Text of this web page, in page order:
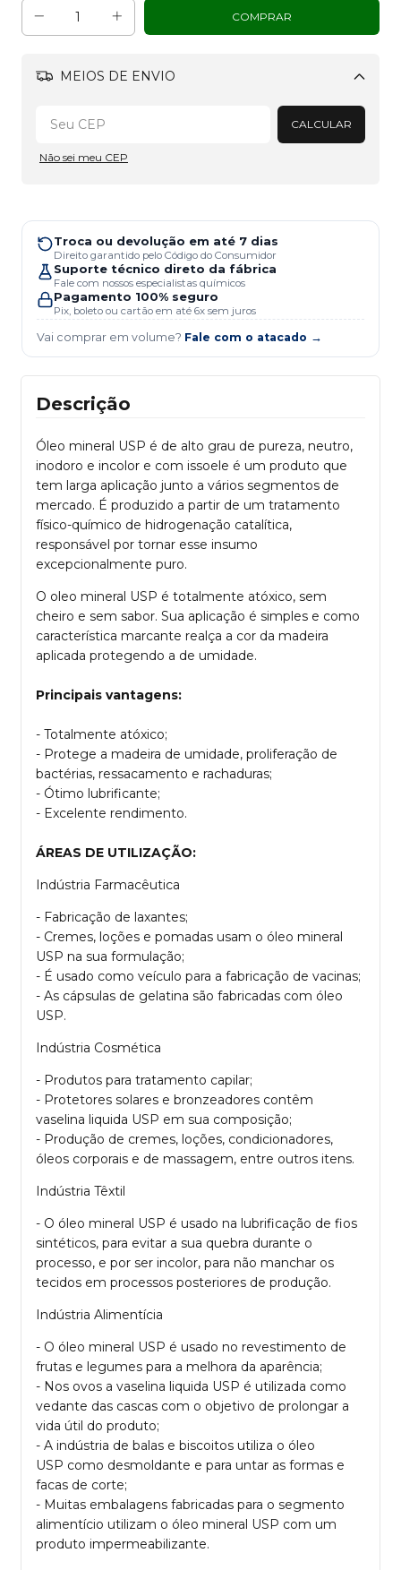
MEIOS DE ENVIO
Alterar CEP
CALCULAR
Não sei meu CEP
Troca ou devolução em até 7 dias
Direito garantido pelo Código do Consumidor
Suporte técnico direto da fábrica
Fale com nossos especialistas químicos
Pagamento 100% seguro
Pix, boleto ou cartão em até 6x sem juros
Vai comprar em volume? Fale com o atacado →
Descrição
Óleo mineral USP é de alto grau de pureza, neutro,
inodoro e incolor e com issoele é um produto que
tem larga aplicação junto a vários segmentos de
mercado. É produzido a partir de um tratamento
físico-químico de hidrogenação catalítica,
responsável por tornar esse insumo
excepcionalmente puro.
O oleo mineral USP é totalmente atóxico, sem
cheiro e sem sabor. Sua aplicação é simples e como
característica marcante realça a cor da madeira
aplicada protegendo a de umidade.
Principais vantagens:
- Totalmente atóxico;
- Protege a madeira de umidade, proliferação de
bactérias, ressacamento e rachaduras;
- Ótimo lubrificante;
- Excelente rendimento.
ÁREAS DE UTILIZAÇÃO:
Indústria Farmacêutica
- Fabricação de laxantes;
- Cremes, loções e pomadas usam o óleo mineral
USP na sua formulação;
- É usado como veículo para a fabricação de vacinas;
- As cápsulas de gelatina são fabricadas com óleo
USP.
Indústria Cosmética
- Produtos para tratamento capilar;
- Protetores solares e bronzeadores contêm
vaselina liquida USP em sua composição;
- Produção de cremes, loções, condicionadores,
óleos corporais e de massagem, entre outros itens.
Indústria Têxtil
- O óleo mineral USP é usado na lubrificação de fios
sintéticos, para evitar a sua quebra durante o
processo, e por ser incolor, para não manchar os
tecidos em processos posteriores de produção.
Indústria Alimentícia
- O óleo mineral USP é usado no revestimento de
frutas e legumes para a melhora da aparência;
- Nos ovos a vaselina liquida USP é utilizada como
vedante das cascas com o objetivo de prolongar a
vida útil do produto;
- A indústria de balas e biscoitos utiliza o óleo
USP como desmoldante e para untar as formas e
facas de corte;
- Muitas embalagens fabricadas para o segmento
alimentício utilizam o óleo mineral USP com um
produto impermeabilizante.